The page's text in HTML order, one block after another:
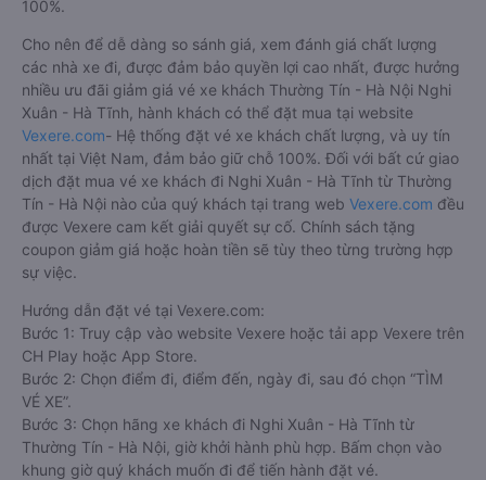
100%.
Cho nên để dễ dàng so sánh giá, xem đánh giá chất lượng
các nhà xe đi, được đảm bảo quyền lợi cao nhất, được hưởng
nhiều ưu đãi giảm giá vé xe khách Thường Tín - Hà Nội Nghi
Xuân - Hà Tĩnh, hành khách có thể đặt mua tại website
Vexere.com- Hệ thống đặt vé xe khách chất lượng, và uy tín
nhất tại Việt Nam, đảm bảo giữ chỗ 100%. Đối với bất cứ giao
dịch đặt mua vé xe khách đi Nghi Xuân - Hà Tĩnh từ Thường
Tín - Hà Nội nào của quý khách tại trang web Vexere.com đều
được Vexere cam kết giải quyết sự cố. Chính sách tặng
coupon giảm giá hoặc hoàn tiền sẽ tùy theo từng trường hợp
sự việc.
Hướng dẫn đặt vé tại Vexere.com:
Bước 1: Truy cập vào website Vexere hoặc tải app Vexere trên
CH Play hoặc App Store.
Bước 2: Chọn điểm đi, điểm đến, ngày đi, sau đó chọn “TÌM
VÉ XE”.
Bước 3: Chọn hãng xe khách đi Nghi Xuân - Hà Tĩnh từ
Thường Tín - Hà Nội, giờ khởi hành phù hợp. Bấm chọn vào
khung giờ quý khách muốn đi để tiến hành đặt vé.